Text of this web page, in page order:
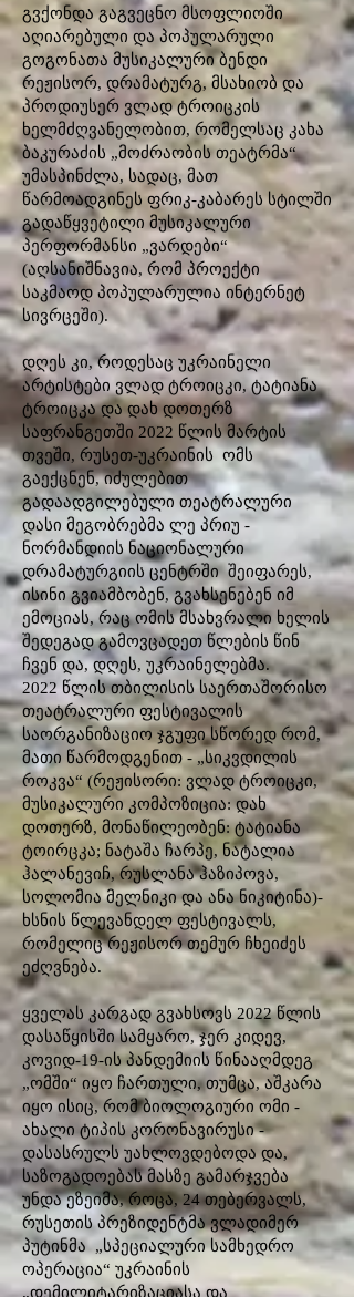
გვქონდა გაგვეცნო მსოფლიოში
აღიარებული და პოპულარული
გოგონათა მუსიკალური ბენდი
რეჟისორ, დრამატურგ, მსახიობ და
პროდიუსერ ვლად ტროიცკის
ხელმძღვანელობით, რომელსაც კახა
ბაკურაძის „მოძრაობის თეატრმა“
უმასპინძლა, სადაც, მათ
წარმოადგინეს ფრიკ-კაბარეს სტილში
გადაწყვეტილი მუსიკალური
პერფორმანსი „ვარდები“
(აღსანიშნავია, რომ პროექტი
საკმაოდ პოპულარულია ინტერნეტ
სივრცეში).
დღეს კი, როდესაც უკრაინელი
არტისტები ვლად ტროიცკი, ტატიანა
ტროიცკა და დახ დოთერზ
საფრანგეთში 2022 წლის მარტის
თვეში, რუსეთ-უკრაინის ომს
გაექცნენ, იძულებით
გადაადგილებული თეატრალური
დასი მეგობრებმა ლე პრიუ -
ნორმანდიის ნაციონალური
დრამატურგიის ცენტრში შეიფარეს,
ისინი გვიამბობენ, გვახსენებენ იმ
ემოციას, რაც ომის მსახვრალი ხელის
შედეგად გამოვცადეთ წლების წინ
ჩვენ და, დღეს, უკრაინელებმა.
2022 წლის თბილისის საერთაშორისო
თეატრალური ფესტივალის
საორგანიზაციო ჯგუფი სწორედ რომ,
მათი წარმოდგენით - „სიკვდილის
როკვა“ (რეჟისორი: ვლად ტროიცკი,
მუსიკალური კომპოზიცია: დახ
დოთერზ, მონაწილეობენ: ტატიანა
ტოირცკა; ნატაშა ჩარპე, ნატალია
ჰალანევიჩ, რუსლანა ჰაზიპოვა,
სოლომია მელნიკი და ანა ნიკიტინა)-
ხსნის წლევანდელ ფესტივალს,
რომელიც რეჟისორ თემურ ჩხეიძეს
ეძღვნება.
ყველას კარგად გვახსოვს 2022 წლის
დასაწყისში სამყარო, ჯერ კიდევ,
კოვიდ-19-ის პანდემიის წინააღმდეგ
„ომში“ იყო ჩართული, თუმცა, აშკარა
იყო ისიც, რომ ბიოლოგიური ომი -
ახალი ტიპის კორონავირუსი -
დასასრულს უახლოვდებოდა და,
საზოგადოებას მასზე გამარჯვება
უნდა ეზეიმა, როცა, 24 თებერვალს,
რუსეთის პრეზიდენტმა ვლადიმერ
პუტინმა „სპეციალური სამხედრო
ოპერაცია“ უკრაინის
„დემილიტარიზაციასა და